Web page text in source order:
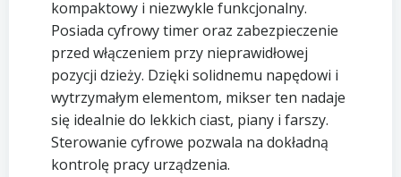
kompaktowy i niezwykle funkcjonalny.
Posiada cyfrowy timer oraz zabezpieczenie
przed włączeniem przy nieprawidłowej
pozycji dzieży. Dzięki solidnemu napędowi i
wytrzymałym elementom, mikser ten nadaje
się idealnie do lekkich ciast, piany i farszy.
Sterowanie cyfrowe pozwala na dokładną
kontrolę pracy urządzenia.